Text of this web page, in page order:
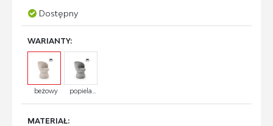
Dostępny
WARIANTY:
beżowy popiela...
MATERIAŁ: